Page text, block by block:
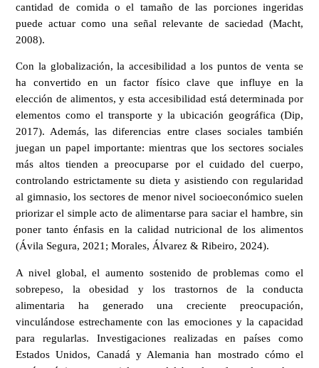
cantidad de comida o el tamaño de las porciones ingeridas
puede actuar como una señal relevante de saciedad (Macht,
2008).
Con la globalización, la accesibilidad a los puntos de venta se
ha convertido en un factor físico clave que influye en la
elección de alimentos, y esta accesibilidad está determinada por
elementos como el transporte y la ubicación geográfica (Dip,
2017). Además, las diferencias entre clases sociales también
juegan un papel importante: mientras que los sectores sociales
más altos tienden a preocuparse por el cuidado del cuerpo,
controlando estrictamente su dieta y asistiendo con regularidad
al gimnasio, los sectores de menor nivel socioeconómico suelen
priorizar el simple acto de alimentarse para saciar el hambre, sin
poner tanto énfasis en la calidad nutricional de los alimentos
(Ávila Segura, 2021; Morales, Álvarez & Ribeiro, 2024).
A nivel global, el aumento sostenido de problemas como el
sobrepeso, la obesidad y los trastornos de la conducta
alimentaria ha generado una creciente preocupación,
vinculándose estrechamente con las emociones y la capacidad
para regularlas. Investigaciones realizadas en países como
Estados Unidos, Canadá y Alemania han mostrado cómo el